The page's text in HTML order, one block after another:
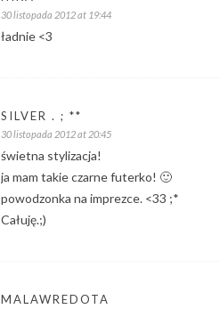
30 listopada 2012 at 19:44
ładnie <3
SILVER . ; **
30 listopada 2012 at 20:45
świetna stylizacja!
ja mam takie czarne futerko! 🙂
powodzonka na imprezce. <33 ;*
Całuję.;)
MALAWREDOTA